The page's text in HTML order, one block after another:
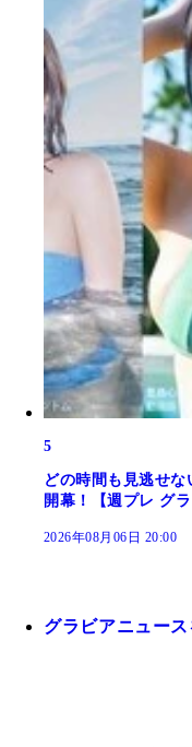
5
どの時間も見逃せ
開幕！【週プレ グラ
2026年08月06日 20:00
グラビアニュー